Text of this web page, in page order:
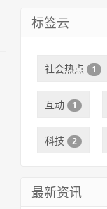
标签云
社会热点 1
互动 1
科技 2
最新资讯